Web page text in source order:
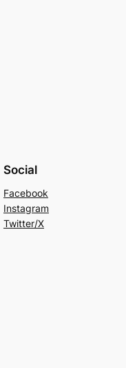
Social
Facebook
Instagram
Twitter/X